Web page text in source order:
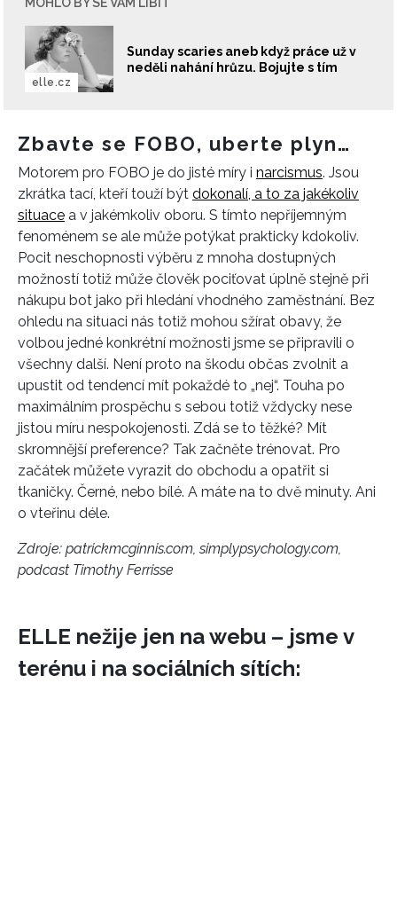
INFORMACE
REDAKCE
Sunday scaries aneb když práce už v
neděli nahání hrůzu. Bojujte s tím
elle.cz
Zbavte se FOBO, uberte plyn…
Motorem pro FOBO je do jisté míry i narcismus. Jsou
zkrátka tací, kteří touží být dokonalí, a to za jakékoliv
situace a v jakémkoliv oboru. S tímto nepříjemným
fenoménem se ale může potýkat prakticky kdokoliv.
Pocit neschopnosti výběru z mnoha dostupných
možností totiž může člověk pociťovat úplně stejně při
nákupu bot jako při hledání vhodného zaměstnání. Bez
ohledu na situaci nás totiž mohou sžírat obavy, že
volbou jedné konkrétní možnosti jsme se připravili o
všechny další. Není proto na škodu občas zvolnit a
upustit od tendencí mít pokaždé to „nej“. Touha po
maximálním prospěchu s sebou totiž vždycky nese
jistou míru nespokojenosti. Zdá se to těžké? Mít
skromnější preference? Tak začněte trénovat. Pro
začátek můžete vyrazit do obchodu a opatřit si
tkaničky. Černé, nebo bílé. A máte na to dvě minuty. Ani
o vteřinu déle.
Zdroje: patrickmcginnis.com,simplypsychology.com,
podcast Timothy Ferrisse
ELLE nežije jen na webu – jsme v
terénu i na sociálních sítích: